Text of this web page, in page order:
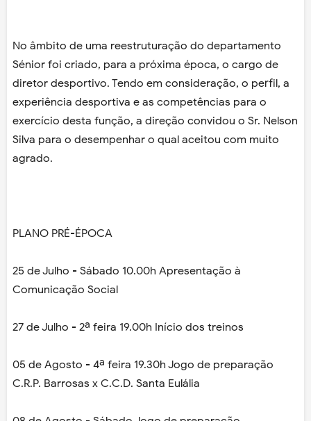
No âmbito de uma reestruturação do departamento
Sénior foi criado, para a próxima época, o cargo de
diretor desportivo. Tendo em consideração, o perfil, a
experiência desportiva e as competências para o
exercício desta função, a direção convidou o Sr. Nelson
Silva para o desempenhar o qual aceitou com muito
agrado.
PLANO PRÉ-ÉPOCA
25 de Julho - Sábado 10.00h Apresentação à
Comunicação Social
27 de Julho - 2ª feira 19.00h Início dos treinos
05 de Agosto - 4ª feira 19.30h Jogo de preparação
C.R.P. Barrosas x C.C.D. Santa Eulália